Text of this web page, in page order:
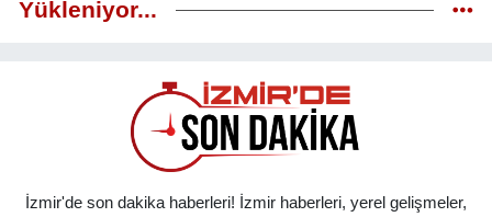
Yükleniyor...
İzmir'de son dakika haberleri! İzmir haberleri, yerel gelişmeler,